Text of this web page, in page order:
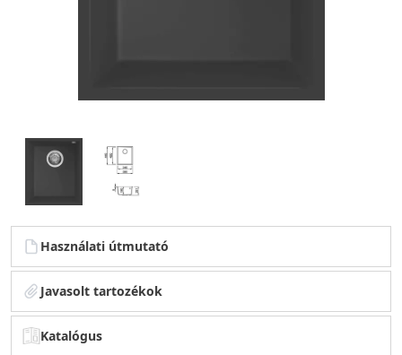
Használati útmutató
Javasolt tartozékok
Katalógus